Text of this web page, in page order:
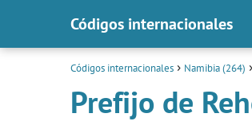
Códigos internacionales
Códigos internacionales Namibia (264)
Prefijo de